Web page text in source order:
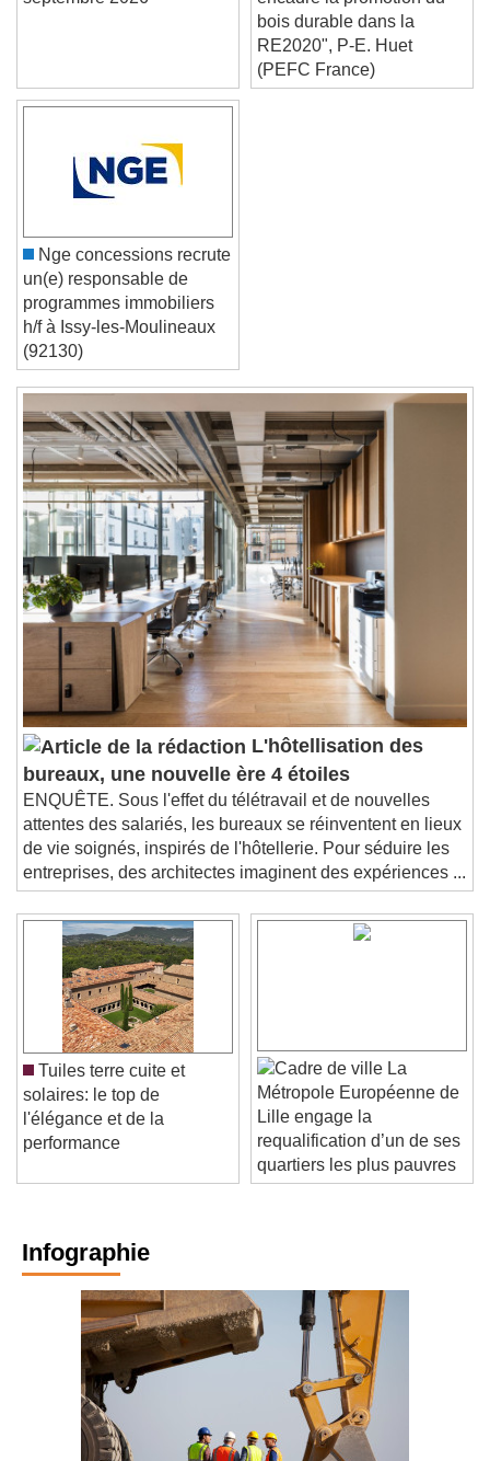
Font Family
Close Modal Dialog
End of dialog window.
encadre la promotion du
bois durable dans la
RE2020", P-E. Huet
(PEFC France)
Nge concessions recrute
un(e) responsable de
programmes immobiliers
h/f à Issy-les-Moulineaux
(92130)
L'hôtellisation des
bureaux, une nouvelle ère 4 étoiles
ENQUÊTE. Sous l'effet du télétravail et de nouvelles
attentes des salariés, les bureaux se réinventent en lieux
de vie soignés, inspirés de l'hôtellerie. Pour séduire les
entreprises, des architectes imaginent des expériences ...
Tuiles terre cuite et
solaires: le top de
l'élégance et de la
La
Métropole Européenne de
Lille engage la
requalification d’un de ses
quartiers les plus pauvres
Infographie